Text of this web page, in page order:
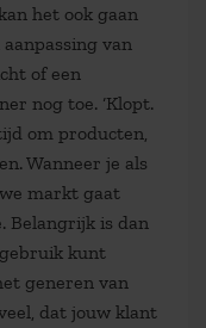
het ook gaan
van
of een
nog toe. ‘Klopt.
om producten,
Wanneer je als
markt gaat
Belangrijk is dan
kunt
generen van
dat jouw klant